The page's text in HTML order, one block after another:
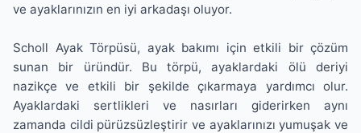
ve ayaklarınızın en iyi arkadaşı oluyor.
Scholl Ayak Törpüsü, ayak bakımı için etkili bir çözüm
sunan bir üründür. Bu törpü, ayaklardaki ölü deriyi
nazikçe ve etkili bir şekilde çıkarmaya yardımcı olur.
Ayaklardaki sertlikleri ve nasırları giderirken aynı
zamanda cildi pürüzsüzleştirir ve ayaklarınızı yumuşak ve